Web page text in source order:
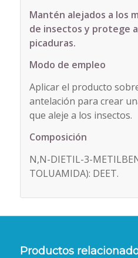
Mantén alejados a los
de insectos y protege
picaduras.
Modo de empleo
Aplicar el producto
antelación para crear
que aleje a los insectos.
Composición
N,N-DIETIL-3-
TOLUAMIDA): DEET.
Productos